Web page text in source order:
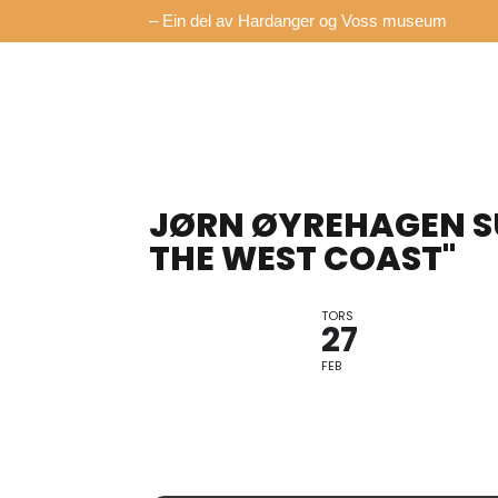
– Ein del av Hardanger og Voss museum
JØRN ØYREHAGEN
THE WEST COAST"
TORS
27
FEB